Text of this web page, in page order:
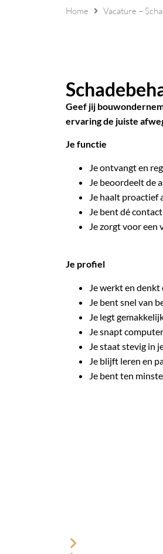
Home Vacature –
Geef jij
ervaring de juiste
Je functie
Je ontvangt en
Je beoordeelt de
Je haalt proactief
Je bent dé
Je zorgt voor
Je profiel
Je werkt en
Je bent snel van
Je legt
Je snapt
Je staat stevig in
Je blijft leren en
Je bent ten